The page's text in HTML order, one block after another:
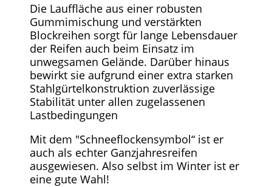
Die Lauffläche aus einer robusten
Gummimischung und verstärkten
Blockreihen sorgt für lange Lebensdauer
der Reifen auch beim Einsatz im
unwegsamen Gelände. Darüber hinaus
bewirkt sie aufgrund einer extra starken
Stahlgürtelkonstruktion zuverlässige
Stabilität unter allen zugelassenen
Lastbedingungen
Mit dem "Schneeflockensymbol“ ist er
auch als echter Ganzjahresreifen
ausgewiesen. Also selbst im Winter ist er
eine gute Wahl!